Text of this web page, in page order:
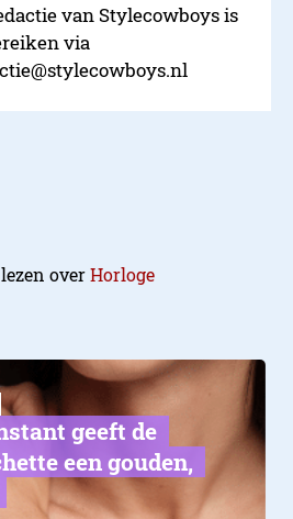
van Stylecowboys is
via
overHorloge
geeft de
een gouden,